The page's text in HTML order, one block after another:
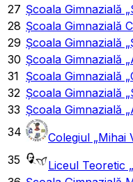
27 Școala Gimnazială
28 Școala Gimnazială
29 Școala Gimnazială
30 Școala Gimnazială
31 Școala Gimnazială
32 Școala Gimnazială
33 Școala Gimnazială
34
Colegiul „Mihai
35
Liceul Teoretic